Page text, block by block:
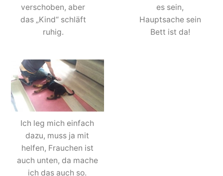
verschoben, aber
das „Kind“ schläft
ruhig.
es sein,
Hauptsache sein
Bett ist da!
Ich leg mich einfach
dazu, muss ja mit
helfen, Frauchen ist
auch unten, da mache
ich das auch so.